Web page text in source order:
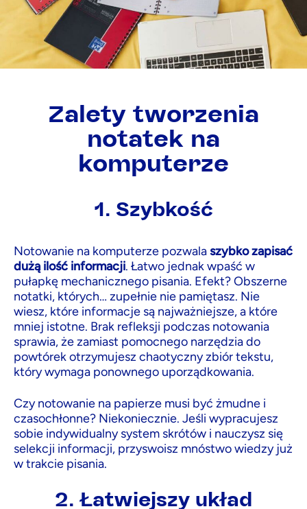
Zalety tworzenia
notatek na
komputerze
1. Szybkość
Notowanie na komputerze pozwalaszybko zapisać
dużą ilość informacji. Łatwo jednak wpaść w
pułapkę mechanicznego pisania. Efekt? Obszerne
notatki, których… zupełnie nie pamiętasz. Nie
wiesz, które informacje są najważniejsze, a które
mniej istotne. Brak refleksji podczas notowania
sprawia, że zamiast pomocnego narzędzia do
powtórek otrzymujesz chaotyczny zbiór tekstu,
który wymaga ponownego uporządkowania.
Czy notowanie na papierze musi być żmudne i
czasochłonne? Niekoniecznie. Jeśli wypracujesz
sobie indywidualny system skrótów i nauczysz się
selekcji informacji, przyswoisz mnóstwo wiedzy już
w trakcie pisania.
2. Łatwiejszy układ